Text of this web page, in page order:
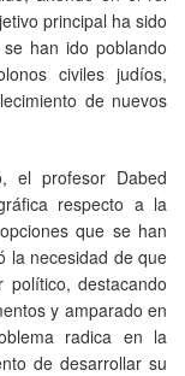
principal ha sido
han ido poblando
civiles judíos,
de nuevos
el profesor Dabed
respecto a la
que se han
la necesidad de que
destacando
y amparado en
radica en la
de desarrollar su